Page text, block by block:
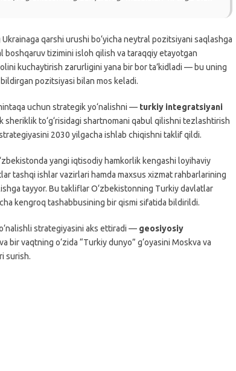
qarshi urushi bo‘yicha neytral pozitsiyani saqlashga
tizimini isloh qilish va taraqqiy etayotgan
kuchaytirish zarurligini yana bir bor ta’kidladi — bu uning
pozitsiyasi bilan mos keladi.
uchun strategik yo‘nalishni — turkiy integratsiyani
to‘g‘risidagi shartnomani qabul qilishni tezlashtirish
2030 yilgacha ishlab chiqishni taklif qildi.
yangi iqtisodiy hamkorlik kengashi loyihaviy
tashqi ishlar vazirlari hamda maxsus xizmat rahbarlarining
tayyor. Bu takliflar O‘zbekistonning Turkiy davlatlar
kengroq tashabbusining bir qismi sifatida bildirildi.
strategiyasini aks ettiradi — geosiyosiy
bir vaqtning o‘zida “Turkiy dunyo” g‘oyasini Moskva va
surish.